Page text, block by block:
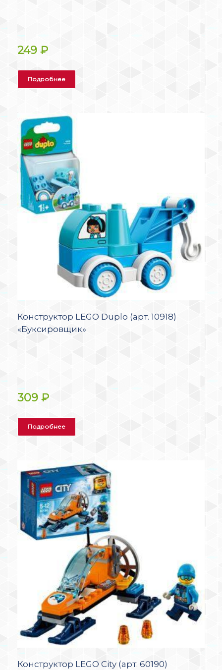
249 ₽
Подробнее
Конструктор LEGO Duplo (арт. 10918)
«Буксировщик»
309 ₽
Подробнее
Конструктор LEGO City (арт. 60190)